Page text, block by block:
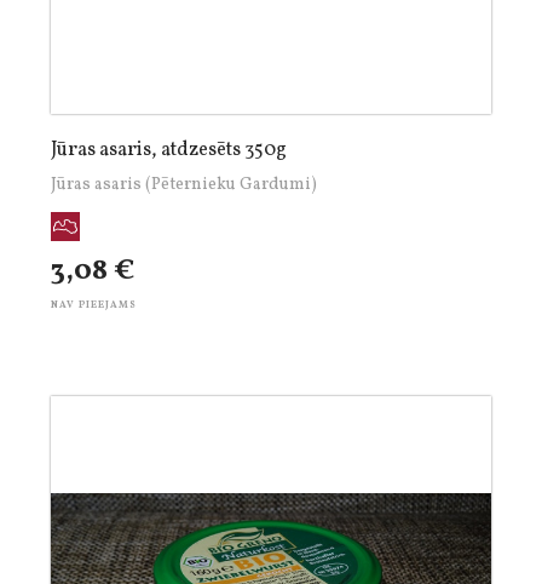
Jūras asaris, atdzesēts 350g
Jūras asaris (Pēternieku Gardumi)
3,08 €
NAV PIEEJAMS